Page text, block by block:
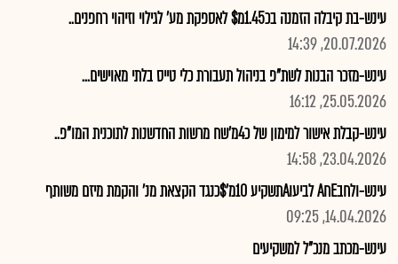
עינש-בת קיבלה הזמנה בכ1.45מ$ לאספקת מע' לגילוי וזיהוי רחפנים..
20.07.2026, 14:39
עינש-מזכר הבנות לשת"פ בניהול תעבורת כלי טייס בלתי מאוישים...
25.05.2026, 16:12
עינש-קבלת אישור למימון של כ4מ'שח מרשות החדשנות לתוכנית המו"פ..
23.04.2026, 14:58
עינש-ולחבEחA לביעוAתשקיע 10מ'$כנגד הקצאת מנ' והקמת מיזם משותף
14.04.2026, 09:25
עינש-מכתב מנכ"ל למשקיעים